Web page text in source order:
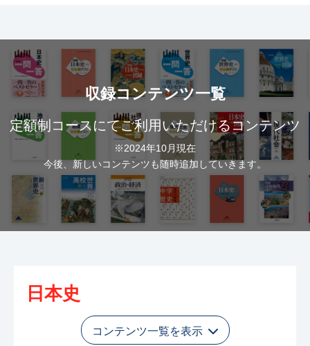
収録コンテンツ一覧
定額制コースにてご利用いただけるコンテンツ
※2024年10月現在
今後、新しいコンテンツも随時追加していきます。
日本史
コンテンツ一覧を表示